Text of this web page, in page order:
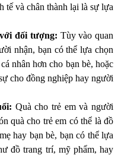
tế và chân thành lại là sự lựa
đối tượng: Tùy vào quan
nhận, bạn có thể lựa chọn
nhân hơn cho bạn bè, hoặc
cho đồng nghiệp hay người
Quà cho trẻ em và người
quà cho trẻ em có thể là đồ
hay bạn bè, bạn có thể lựa
đồ trang trí, mỹ phẩm, hay